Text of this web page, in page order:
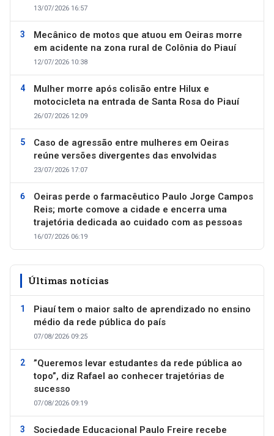
13/07/2026 16:57
Mecânico de motos que atuou em Oeiras morre
em acidente na zona rural de Colônia do Piauí
12/07/2026 10:38
Mulher morre após colisão entre Hilux e
motocicleta na entrada de Santa Rosa do Piauí
26/07/2026 12:09
Caso de agressão entre mulheres em Oeiras
reúne versões divergentes das envolvidas
23/07/2026 17:07
Oeiras perde o farmacêutico Paulo Jorge Campos
Reis; morte comove a cidade e encerra uma
trajetória dedicada ao cuidado com as pessoas
16/07/2026 06:19
Últimas notícias
Piauí tem o maior salto de aprendizado no ensino
médio da rede pública do país
07/08/2026 09:25
”Queremos levar estudantes da rede pública ao
topo”, diz Rafael ao conhecer trajetórias de
sucesso
07/08/2026 09:19
Sociedade Educacional Paulo Freire recebe